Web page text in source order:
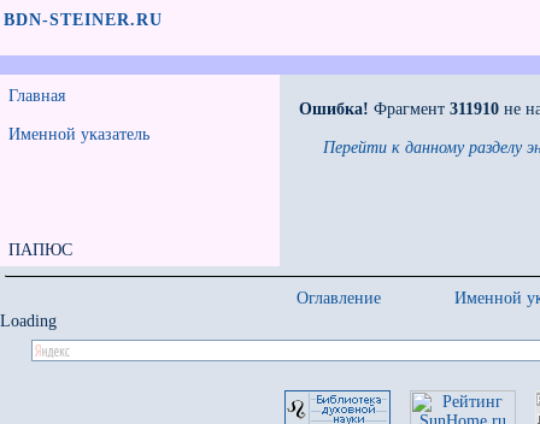
BDN-STEINER.RU
Главная
Именной указатель
ПАПЮС
Ошибка! Фрагмент 311910 не
Перейти к данному разделу
Оглавление
Именной
Loading